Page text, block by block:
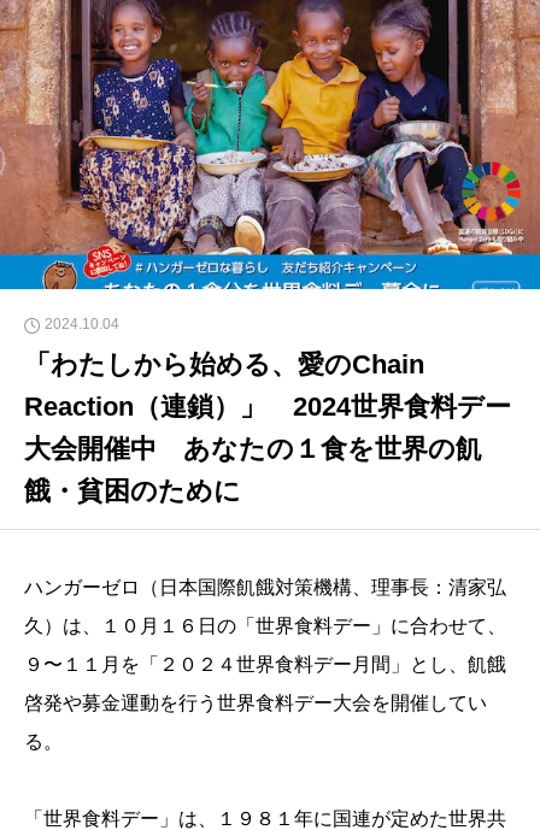
2024.10.04
「わたしから始める、愛のChain
Reaction（連鎖）」 2024世界食料デー
大会開催中 あなたの１食を世界の飢
餓・貧困のために
ハンガーゼロ（日本国際飢餓対策機構、理事長：清家弘
久）は、１０月１６日の「世界食料デー」に合わせて、
９〜１１月を「２０２４世界食料デー月間」とし、飢餓
啓発や募金運動を行う世界食料デー大会を開催してい
る。
「世界食料デー」は、１９８１年に国連が定めた世界共